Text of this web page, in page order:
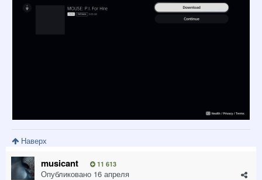
Наверх
musicant 11 613
Опубликовано 16 апреля